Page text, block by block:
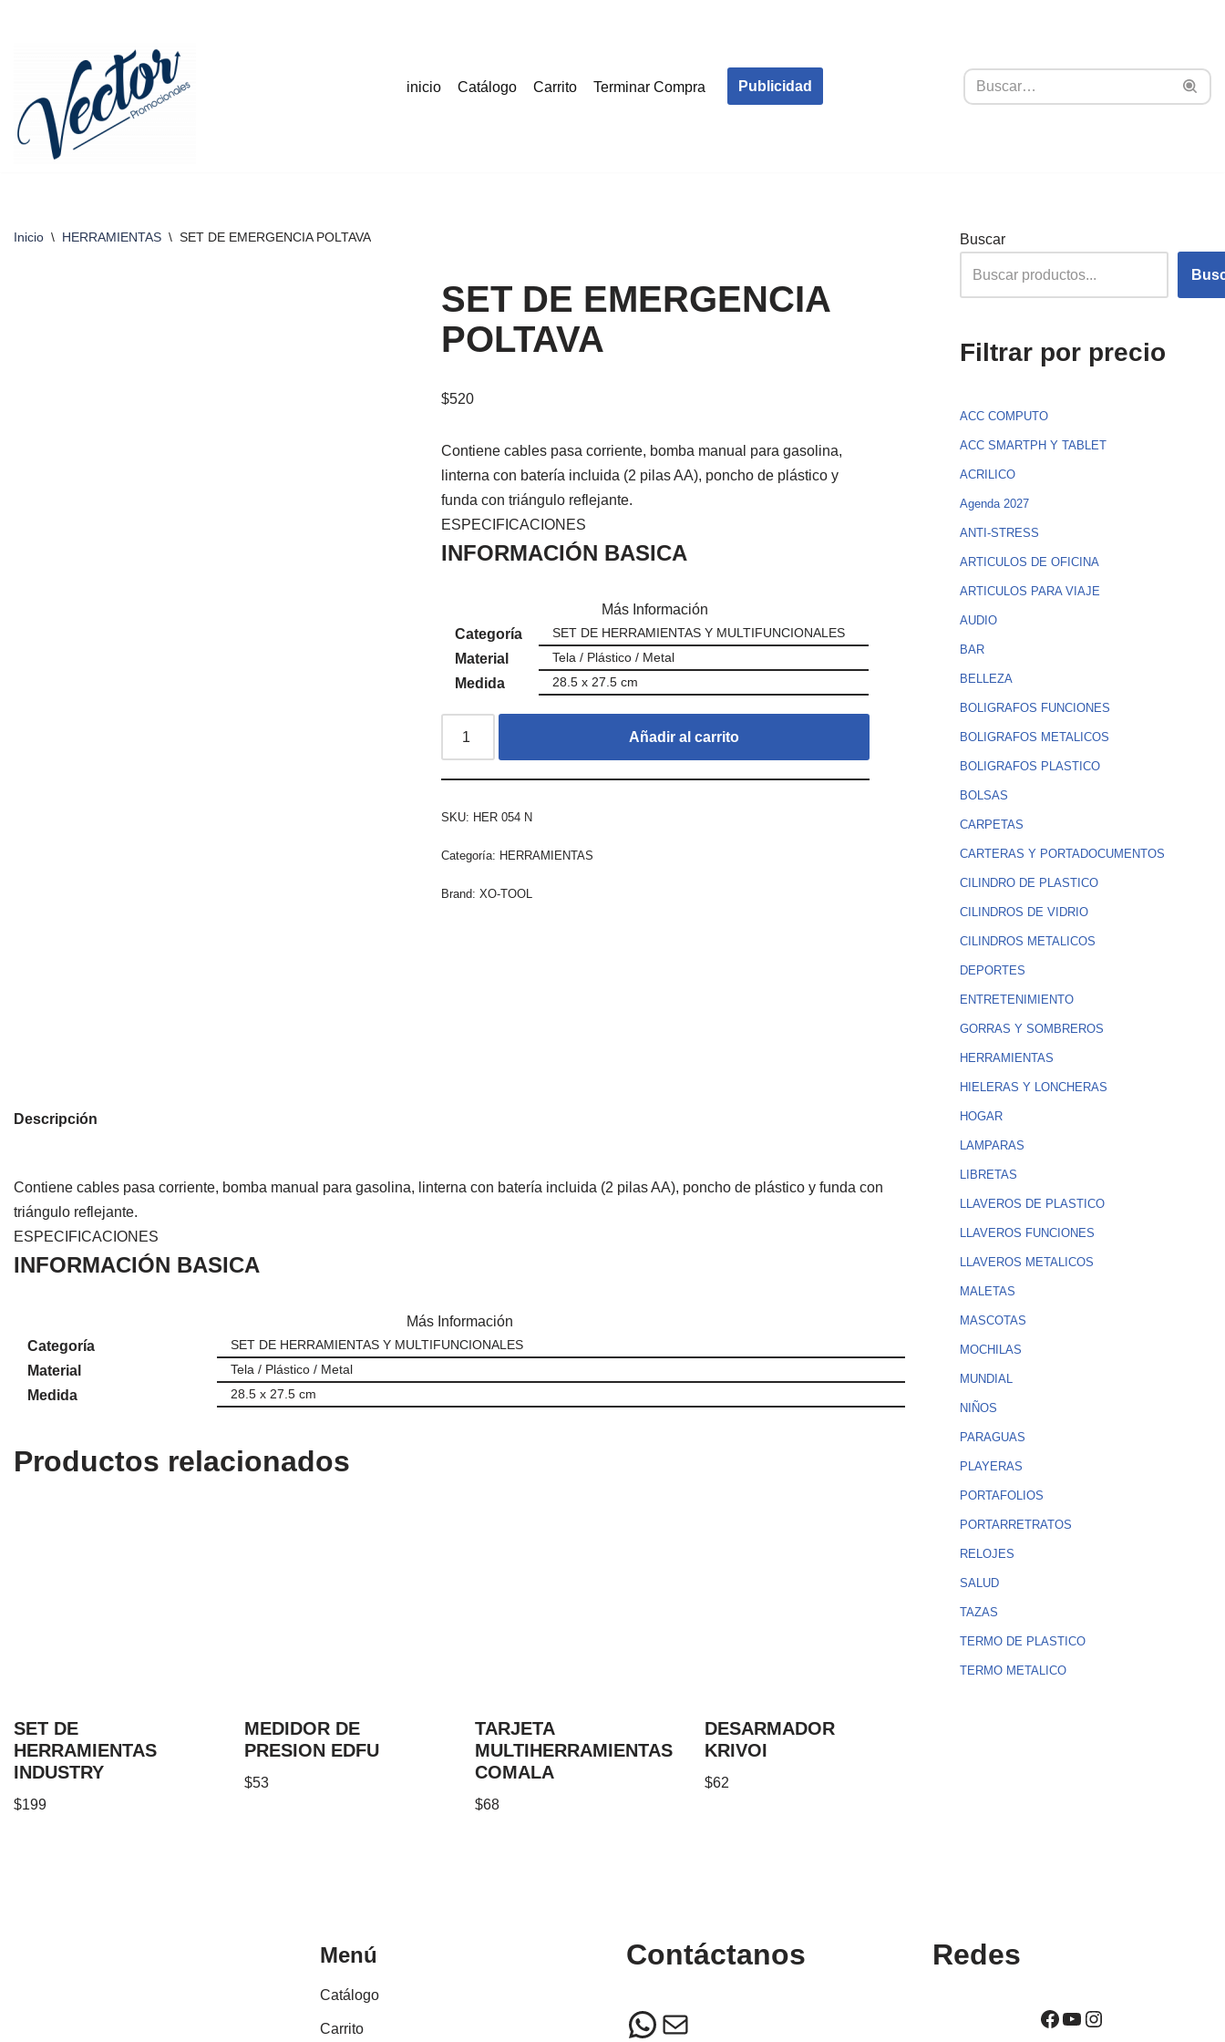
contenido
inicio Catálogo Carrito Terminar Compra Publicidad
Inicio \ HERRAMIENTAS \ SET DE EMERGENCIA POLTAVA
SET DE EMERGENCIA
POLTAVA
$520
Contiene cables pasa corriente, bomba manual para gasolina,
linterna con batería incluida (2 pilas AA), poncho de plástico y
funda con triángulo reflejante.
ESPECIFICACIONES
INFORMACIÓN BASICA
Más Información
Categoría
SET DE HERRAMIENTAS Y MULTIFUNCIONALES
Material Tela / Plástico / Metal
Medida 28.5 x 27.5 cm
Añadir al carrito
SKU: HER 054 N
Categoría: HERRAMIENTAS
Brand:XO-TOOL
Descripción
Contiene cables pasa corriente, bomba manual para gasolina, linterna con batería incluida (2 pilas AA), poncho de plástico y funda con
triángulo reflejante.
ESPECIFICACIONES
INFORMACIÓN BASICA
Más Información
Categoría
SET DE HERRAMIENTAS Y MULTIFUNCIONALES
Material Tela / Plástico / Metal
Medida 28.5 x 27.5 cm
Productos relacionados
SET DE
HERRAMIENTAS
INDUSTRY
$199
MEDIDOR DE
PRESION EDFU
$53
TARJETA
MULTIHERRAMIENTAS
COMALA
$68
DESARMADOR
KRIVOI
$62
Buscar
Filtrar por precio
ACC COMPUTO
ACC SMARTPH Y TABLET
ACRILICO
Agenda 2027
ANTI-STRESS
ARTICULOS DE OFICINA
ARTICULOS PARA VIAJE
AUDIO
BAR
BELLEZA
BOLIGRAFOS FUNCIONES
BOLIGRAFOS METALICOS
BOLIGRAFOS PLASTICO
BOLSAS
CARPETAS
CARTERAS Y PORTADOCUMENTOS
CILINDRO DE PLASTICO
CILINDROS DE VIDRIO
CILINDROS METALICOS
DEPORTES
ENTRETENIMIENTO
GORRAS Y SOMBREROS
HERRAMIENTAS
HIELERAS Y LONCHERAS
HOGAR
LAMPARAS
LIBRETAS
LLAVEROS DE PLASTICO
LLAVEROS FUNCIONES
LLAVEROS METALICOS
MALETAS
MASCOTAS
MOCHILAS
MUNDIAL
NIÑOS
PARAGUAS
PLAYERAS
PORTAFOLIOS
PORTARRETRATOS
RELOJES
SALUD
TAZAS
TERMO DE PLASTICO
TERMO METALICO
Menú
Catálogo
Carrito
Contáctanos Redes